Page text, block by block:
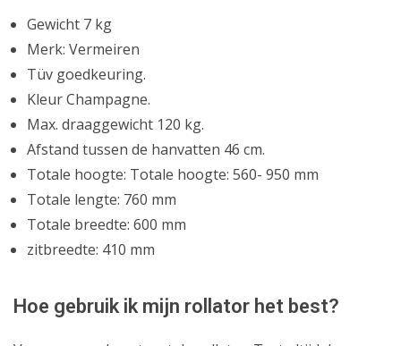
Gewicht 7 kg
Merk: Vermeiren
Tüv goedkeuring.
Kleur Champagne.
Max. draaggewicht 120 kg.
Afstand tussen de hanvatten 46 cm.
Totale hoogte: Totale hoogte: 560- 950 mm
Totale lengte: 760 mm
Totale breedte: 600 mm
zitbreedte: 410 mm
Hoe gebruik ik mijn rollator het best?